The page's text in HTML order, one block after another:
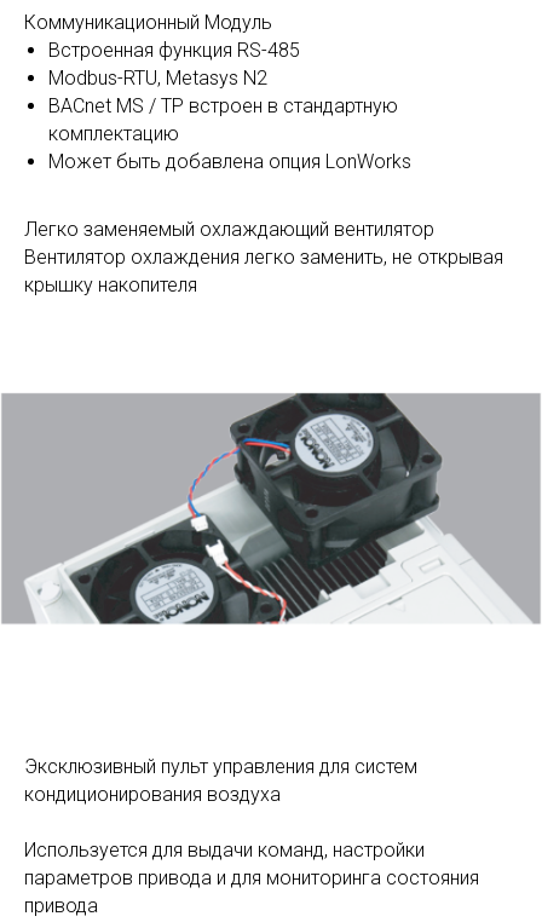
Коммуникационный Модуль
Встроенная функция RS-485
Modbus-RTU, Metasys N2
BACnet MS / TP встроен в стандартную
комплектацию
Может быть добавлена опция LonWorks
Легко заменяемый охлаждающий вентилятор
Вентилятор охлаждения легко заменить, не открывая
крышку накопителя
Эксклюзивный пульт управления для систем
кондиционирования воздуха
Используется для выдачи команд, настройки
параметров привода и для мониторинга состояния
привода